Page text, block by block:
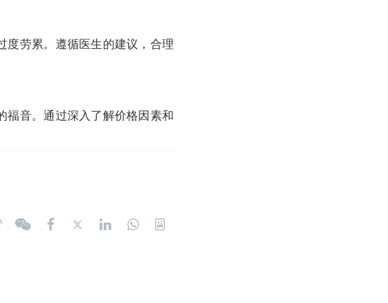
度劳累。遵循医生的建议，合理
福音。通过深入了解价格因素和